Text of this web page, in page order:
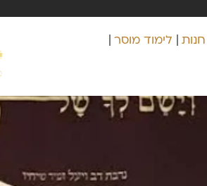
חנות
לימוד מוסר